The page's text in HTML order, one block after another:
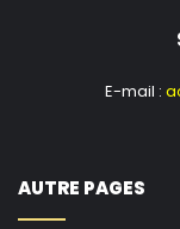
E-mail :
AUTRE PAGES